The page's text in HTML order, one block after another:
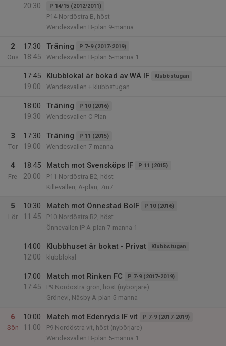
20:30
P 14/15 (2012/2011)
P14 Nordöstra B, höst
Wendesvallen B-plan 9-manna
2
Ons
17:30
18:45
Träning P 7-9 (2017-2019)
Wendesvallen B-plan 5-manna 1
17:45
19:00
Klubblokal är bokad av WÄ IF Klubbstugan
Wendesvallen + klubbstugan
18:00
19:30
Träning P 10 (2016)
Wendesvallen C-Plan
3
Tor
17:30
19:00
Träning P 11 (2015)
Wendesvallen 7-manna
4
Fre
18:45
20:00
Match mot Svensköps IF P 11 (2015)
P11 Nordöstra B2, höst
Killevallen, A-plan, 7m7
5
Lör
10:30
11:45
Match mot Önnestad BoIF P 10 (2016)
P10 Nordöstra B2, höst
Önnevallen IP A-plan 7-manna 1
14:00
12:00
Klubbhuset är bokat - Privat Klubbstugan
klubblokal
17:00
17:45
Match mot Rinken FC P 7-9 (2017-2019)
P9 Nordöstra grön, höst (nybörjare)
Grönevi, Näsby A-plan 5-manna
6
Sön
10:00
11:00
Match mot Edenryds IF vit P 7-9 (2017-2019)
P9 Nordöstra vit, höst (nybörjare)
Wendesvallen B-plan 5-manna 1